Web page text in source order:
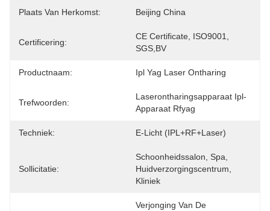
Plaats Van Herkomst: Beijing China
Certificering:
CE Certificate, ISO9001,
SGS,BV
Productnaam: Ipl Yag Laser Ontharing
Trefwoorden:
Laserontharingsapparaat Ipl-
Apparaat Rfyag
Techniek: E-Licht (IPL+RF+Laser)
Sollicitatie:
Schoonheidssalon, Spa,
Huidverzorgingscentrum,
Kliniek
Verjonging Van De